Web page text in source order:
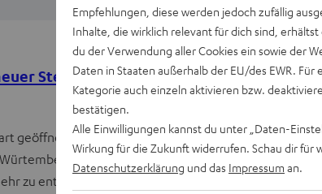
Stern in
geöffnet. Neben
zu entdecken.
Inside
Notizen aus Berlin: Mit
optimalen Soundbar
Diese Soundbar kann sich sehen –
Die Cinebar Lux ist ein
Design und Technologie mit dem
Empfehlungen, diese werden jedoch zufällig
Inhalte, die wirklich relevant für dich sind, erhältst
du der Verwendung aller Cookies ein sowie der
Daten in Staaten außerhalb der EU/des EWR.
Kategorie auch einzeln aktivieren bzw.
bestätigen.
Alle Einwilligungen kannst du unter „Daten-
Wirkung für die Zukunft widerrufen. Schau dir für
Datenschutzerklärung und das Impressum an.